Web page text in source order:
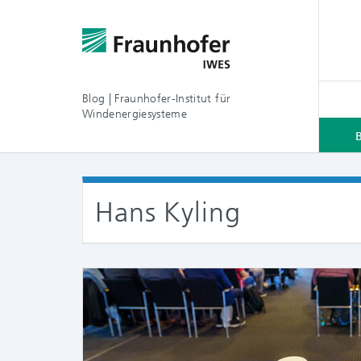
Blog | Fraunhofer-Institut für
Windenergiesysteme
Hans Kyling